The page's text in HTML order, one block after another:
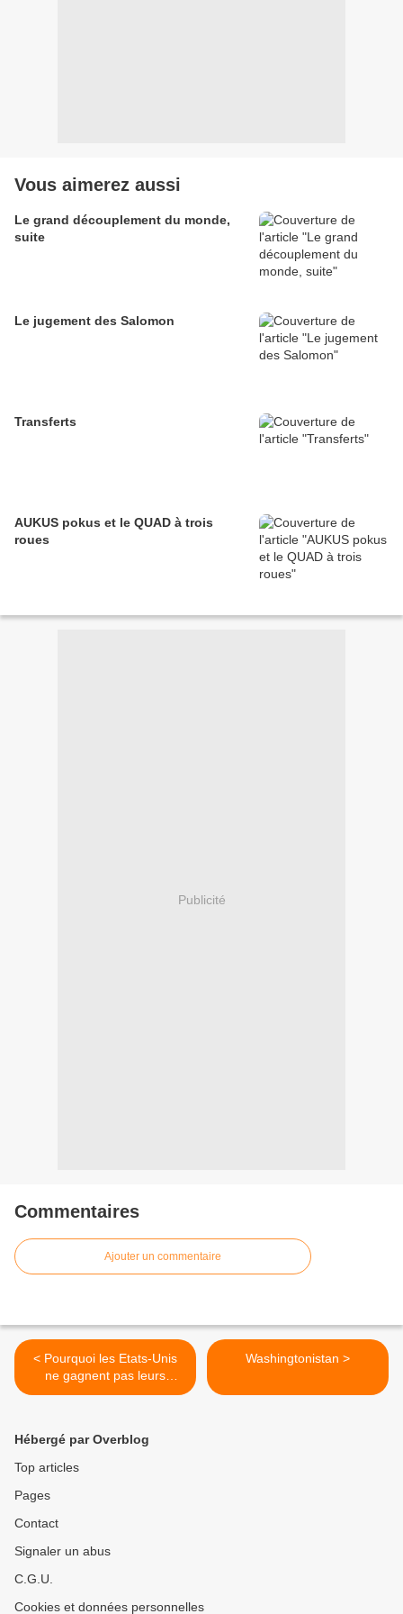
Vous aimerez aussi
Le grand découplement du monde,
suite
Le jugement des Salomon
Transferts
AUKUS pokus et le QUAD à trois
roues
Publicité
Commentaires
Ajouter un commentaire
< Pourquoi les Etats-Unis
ne gagnent pas leurs
guerres ?
Washingtonistan >
Hébergé par Overblog
Top articles
Pages
Contact
Signaler un abus
C.G.U.
Cookies et données personnelles